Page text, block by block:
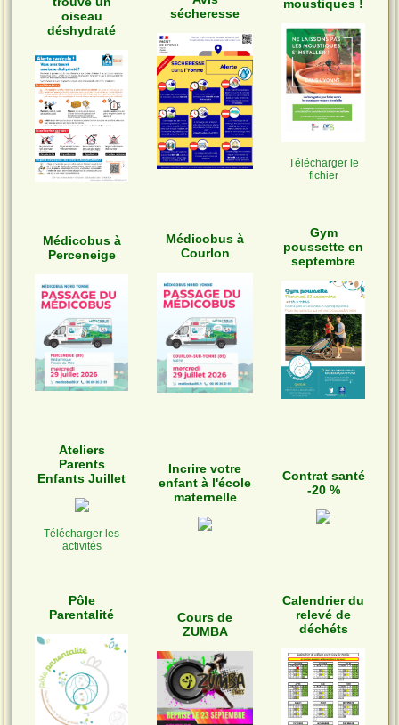
oiseau
déshydraté
sécheresse
moustiques !
Télécharger le
fichier
Médicobus à
Perceneige
Médicobus à
Courlon
Gym
poussette en
septembre
Ateliers
Parents
Enfants Juillet
Télécharger les
activités
Incrire votre
enfant à l'école
maternelle
Contrat santé
-20 %
Pôle
Parentalité
Cours de
ZUMBA
Calendrier du
relevé de
déchéts